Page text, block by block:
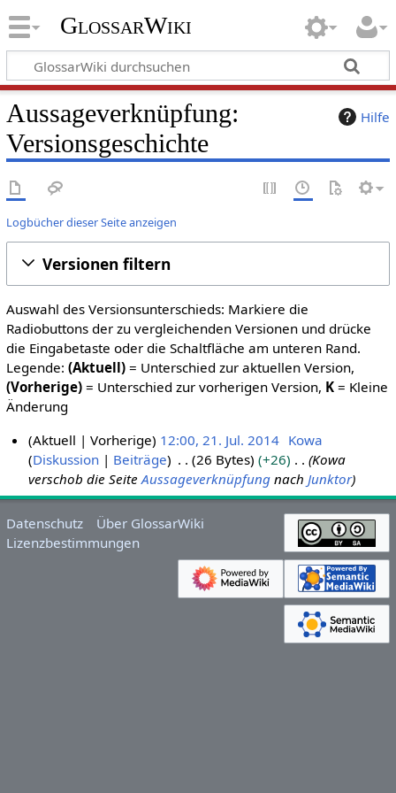
GlossarWiki
Hilfe
Aussageverknüpfung:
Versionsgeschichte
Logbücher dieser Seite anzeigen
Versionen filtern
Auswahl des Versionsunterschieds: Markiere die
Radiobuttons der zu vergleichenden Versionen und drücke
die Eingabetaste oder die Schaltfläche am unteren Rand.
Legende: (Aktuell)= Unterschied zur aktuellen Version,
(Vorherige)= Unterschied zur vorherigen Version, K= Kleine
Änderung
.
J
u
Aktuell Vorherige 12:00, 21. Jul. 2014 Kowa
Diskussion
Beiträge 26 Bytes +26
Kowa
verschob die SeiteAussageverknüpfung nachJunktor
Datenschutz
Über GlossarWiki
Lizenzbestimmungen